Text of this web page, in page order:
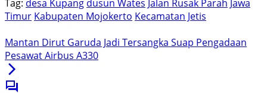
Tag: desa Kupang dusun Wates Jalan Rusak Parah Jawa
Timur Kabupaten Mojokerto Kecamatan Jetis
Mantan Dirut Garuda Jadi Tersangka Suap Pengadaan
Pesawat Airbus A330